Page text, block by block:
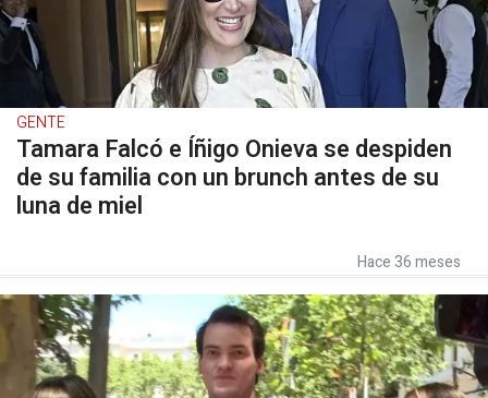
GENTE
Tamara Falcó e Íñigo Onieva se despiden
de su familia con un brunch antes de su
luna de miel
Hace 36 meses